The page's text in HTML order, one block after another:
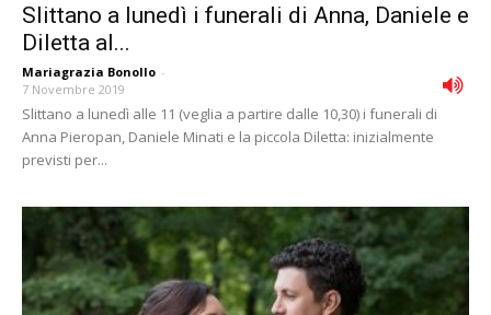
Slittano a lunedì i funerali di Anna, Daniele e
Diletta al...
Mariagrazia Bonollo -
7 Novembre 2019
Slittano a lunedì alle 11 (veglia a partire dalle 10,30) i funerali di
Anna Pieropan, Daniele Minati e la piccola Diletta: inizialmente
previsti per...